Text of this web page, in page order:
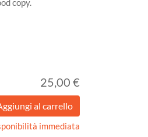
copy.
25,00 €
immediata